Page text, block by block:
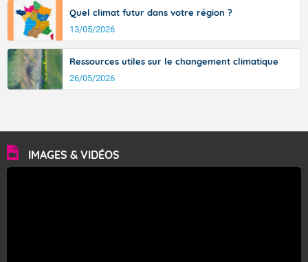
Quel climat futur dans votre région ?
13/05/2026
Ressources utiles sur le changement climatique
26/05/2026
IMAGES & VIDÉOS